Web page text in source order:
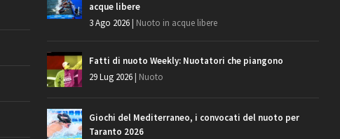
acque libere
3 Ago 2026| Nuoto in acque libere
Fatti di nuoto Weekly: Nuotatori che piangono
29 Lug 2026| Nuoto
Giochi del Mediterraneo, i convocati del nuoto per
Taranto 2026